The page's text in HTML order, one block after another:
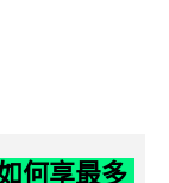
何享最多